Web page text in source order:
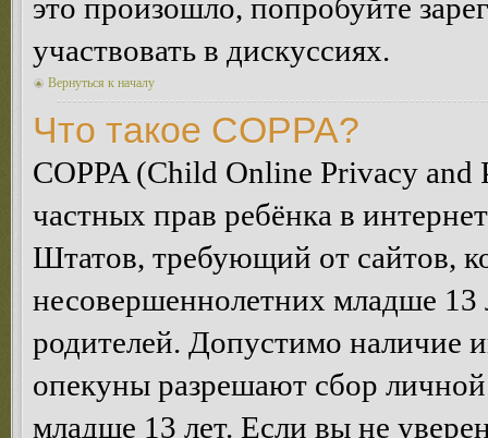
это произошло, попробуйте
участвовать в дискуссиях.
Вернуться к началу
Что такое COPPA?
COPPA (Child Online Privacy
частных прав ребёнка в
Штатов, требующий от сайтов,
несовершеннолетних младше 13
родителей. Допустимо наличие
опекуны разрешают сбор
младше 13 лет. Если вы не